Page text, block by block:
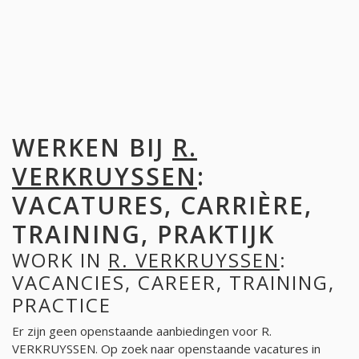
WERKEN BIJ R.
VERKRUYSSEN:
VACATURES, CARRIÈRE,
TRAINING, PRAKTIJK
WORK IN R. VERKRUYSSEN:
VACANCIES, CAREER, TRAINING,
PRACTICE
Er zijn geen openstaande aanbiedingen voor R.
VERKRUYSSEN. Op zoek naar openstaande vacatures in